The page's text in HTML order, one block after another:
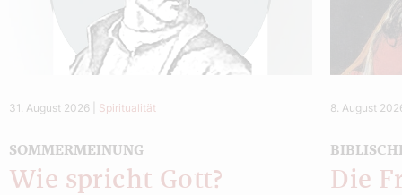
31. August 2026 Spiritualität
SOMMERMEINUNG
Wie spricht Gott?
8. August
Die